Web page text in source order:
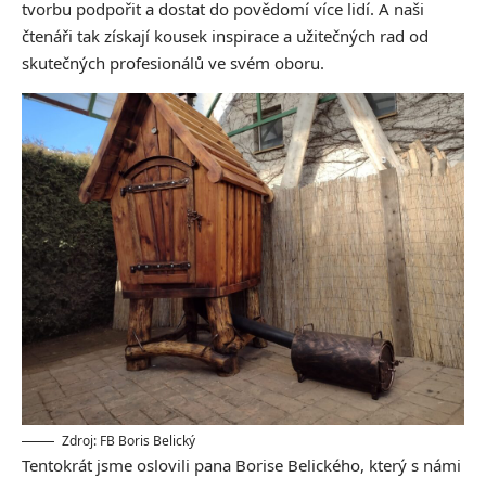
tvorbu podpořit a dostat do povědomí více lidí. A naši
čtenáři tak získají kousek inspirace a užitečných rad od
skutečných profesionálů ve svém oboru.
Zdroj: FB Boris Belický
Tentokrát jsme oslovili pana Borise Belického, který s námi